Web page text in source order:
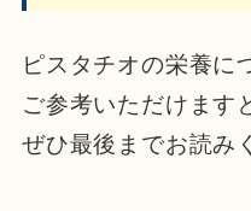
ピスタチオの栄養に
ご参考いただけます
ぜひ最後までお読み